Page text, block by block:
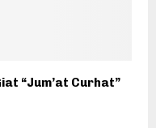
“Jum’at Curhat”